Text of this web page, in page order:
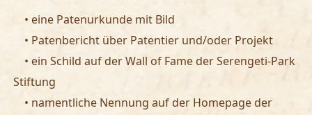
• eine Patenurkunde mit Bild
• Patenbericht über Patentier und/oder Projekt
• ein Schild auf der Wall of Fame der Serengeti-Park
Stiftung
• namentliche Nennung auf der Homepage der